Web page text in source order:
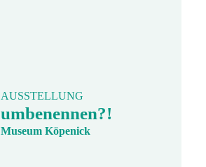
AUSSTELLUNG
umbenennen?!
Museum Köpenick